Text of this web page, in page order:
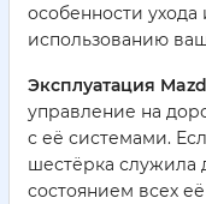
особенности
использованию
Эксплуатация
управление на
с её системами.
шестёрка служила
состоянием всех